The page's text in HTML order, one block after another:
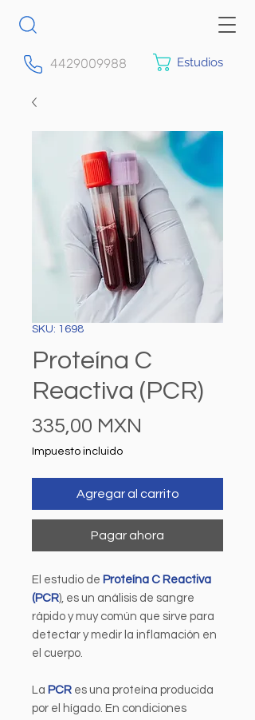
4429009988 Estudios
SKU: 1698
Proteína C
Reactiva (PCR)
335,00 MXN
Impuesto incluido
Agregar al carrito
Pagar ahora
El estudio de Proteína C Reactiva
(PCR), es un análisis de sangre
rápido y muy común que sirve para
detectar y medir la inflamación en
el cuerpo.
La PCR es una proteína producida
por el hígado. En condiciones